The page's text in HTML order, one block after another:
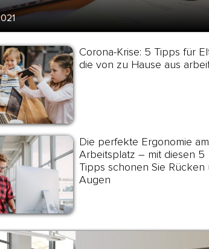
Corona-Krise: 5 Tipps für
die von zu Hause aus
Die perfekte Ergonomie am
Arbeitsplatz – mit diesen 5
Tipps schonen Sie Rücken
Augen